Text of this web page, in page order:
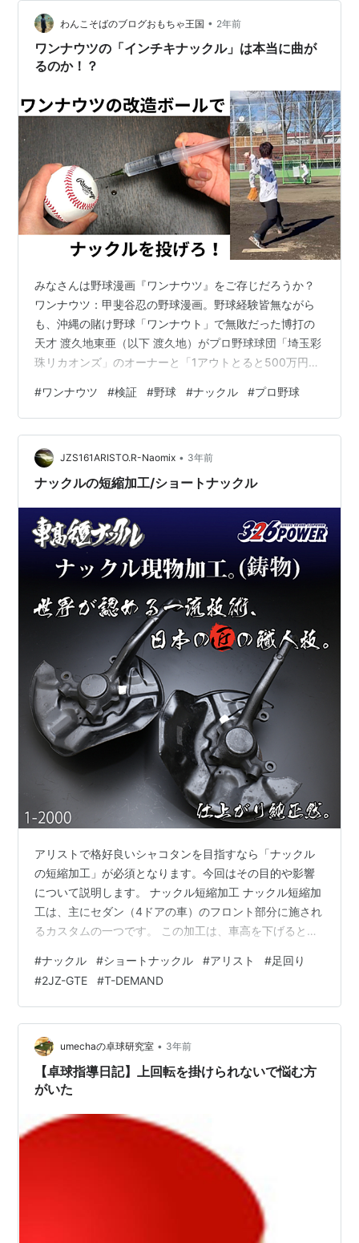
わんこそばのブログおもちゃ王国 • 2年前
ワンナウツの「インチキナックル」は本当に曲が
るのか！？
みなさんは野球漫画『ワンナウツ』をご存じだろうか？
ワンナウツ：甲斐谷忍の野球漫画。野球経験皆無ながら
も、沖縄の賭け野球「ワンナウト」で無敗だった博打の
天才 渡久地東亜（以下 渡久地）がプロ野球球団「埼玉彩
珠リカオンズ」のオーナーと「1アウトとると500万円が
ナーに支払う」というワンナウツ契約を結び、3種類の回
転が異なるストレートとギャンブル仕込みの勝負勘を武
器に荒稼ぎする様子を描いた作品。作中ではギャンブル
で培ってきた洞察力などで対戦相手の弱点や不正を見抜
くシーンも多く描かれている。 この漫画、本当に面白く
#ワンナウツ #検証 #野球 #ナックル #プロ野球
JZS161ARISTO.R-Naomix • 3年前
ナックルの短縮加工/ショートナックル
アリストで格好良いシャコタンを目指すなら「ナックル
の短縮加工」が必須となります。今回はその目的や影響
について説明します。 ナックル短縮加工 ナックル短縮加
工は、主にセダン（4ドアの車）のフロント部分に施され
るカスタムの一つです。 この加工は、車高を下げるとき
高を下げると、フロントに取り付けられている「アッパ
ーアーム」と呼ばれる部品がボディに当たってしまうこ
とがあります。これを防ぐための改造がナックル短縮加
工です。 アッパーヒットって何?? 走行中、段差を跨ぐた
びにアッパーアームがタイヤハウス上部にヒットする…
これを俗に「アッパーヒット」と呼んで…
#ナックル #ショートナックル #アリスト #足回り
#2JZ-GTE #T-DEMAND
umechaの卓球研究室 • 3年前
【卓球指導日記】上回転を掛けられないで悩む方
がいた